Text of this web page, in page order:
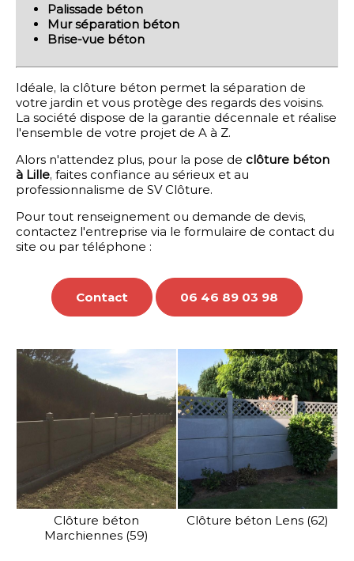
gamme...
de
ou
Pour une protection
CLÔTURE INDUSTRIELLE
Pour une protection
de clôtures industrielles
sécurité.
En savoir plus
Palissade béton
Mur séparation béton
Brise-vue béton
Idéale, la clôture béton permet la séparation de
votre jardin et vous protège des regards des voisins.
La société dispose de la garantie décennale et réalise
l'ensemble de votre projet de A à Z.
Alors n'attendez plus, pour la pose de clôture béton
à Lille, faites confiance au sérieux et au
professionnalisme de SV Clôture.
Pour tout renseignement ou demande de devis,
contactez l'entreprise via le formulaire de contact du
site ou par téléphone :
Contact 06 46 89 03 98
Clôture béton
Marchiennes (59)
Clôture béton Lens (62)